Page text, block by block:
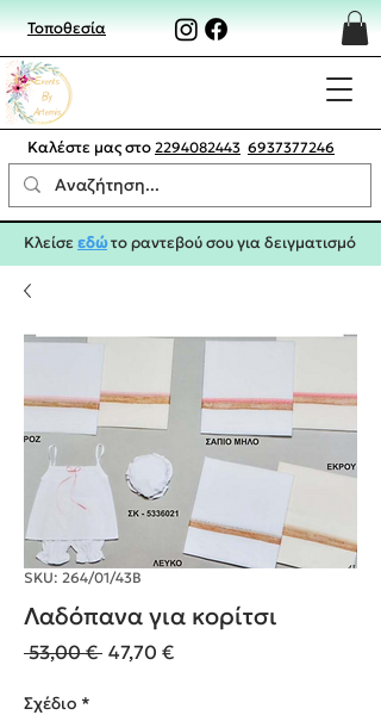
Τοποθεσία
Καλέστε μας στο 2294082443 6937377246
Κλείσεεδώτο ραντεβού σου για δειγματισμό
SKU: 264/01/43Β
Λαδόπανα για κορίτσι
53,00 € Κανονική
47,70 €Τιμή
Σχέδιο *